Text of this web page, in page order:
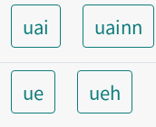
uai uainn
ue ueh